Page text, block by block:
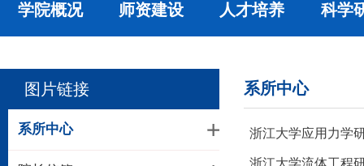
学院概况 师资建设 人才培养 科学
图片链接
系所中心
系所中心
浙江大学应用力学
浙江大学流体工程